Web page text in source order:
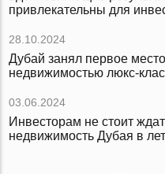
привлекательны для
28.10.2024
Дубай занял первое
недвижимостью люкс-
03.06.2024
Инвесторам не стоит
недвижимость Дубая в